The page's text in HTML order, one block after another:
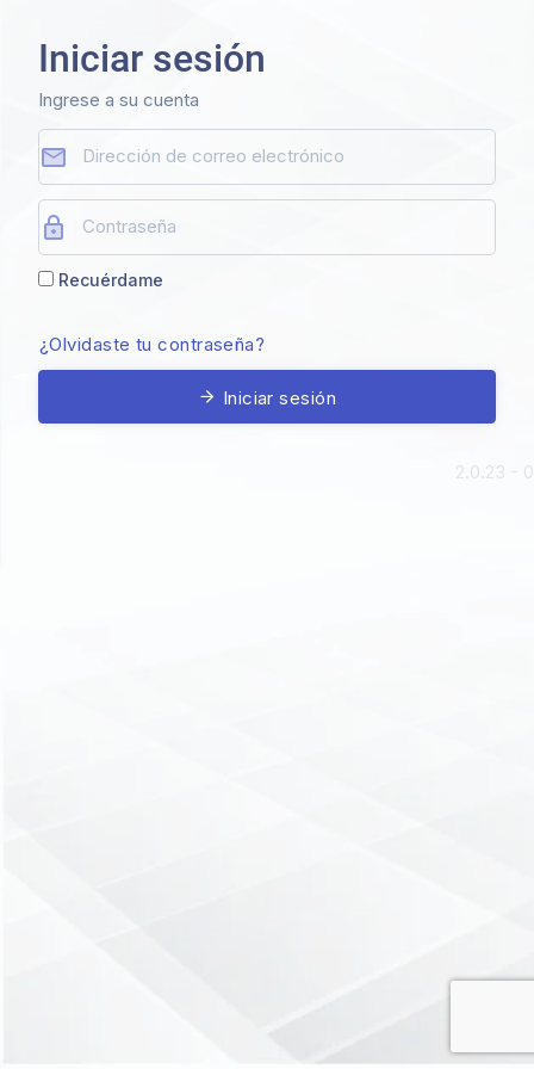
Iniciar sesión
Ingrese a su cuenta
Recuérdame
¿Olvidaste tu contraseña?
Iniciar sesión
2.0.23 - 0